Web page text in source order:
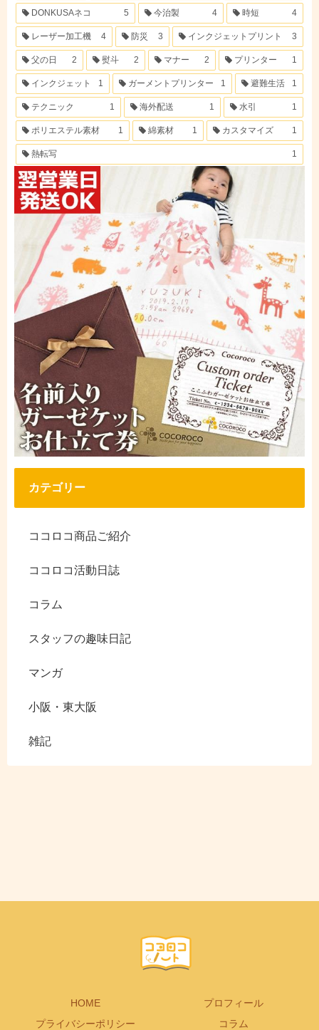
DONKUSAネコ 5 今治製 4 時短 4
レーザー加工機 4 防災 3 インクジェットプリント 3
父の日 2 熨斗 2 マナー 2 プリンター 1
インクジェット 1 ガーメントプリンター 1 避難生活 1
テクニック 1 海外配送 1 水引 1
ポリエステル素材 1 綿素材 1 カスタマイズ 1
熱転写 1
カテゴリー
ココロコ商品ご紹介
ココロコ活動日誌
コラム
スタッフの趣味日記
マンガ
小阪・東大阪
雑記
HOME
プロフィール
プライバシーポリシー
コラム